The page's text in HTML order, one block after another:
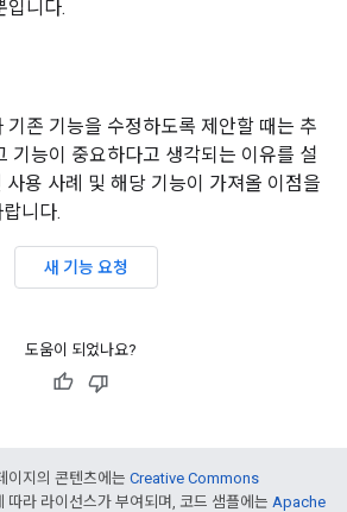
입니다.
기존 기능을 수정하도록 제안할 때는 추
기능이 중요하다고 생각되는 이유를 설
사용 사례 및 해당 기능이 가져올 이점을
니다.
새 기능 요청
도움이 되었나요?
이지의 콘텐츠에는 Creative Commons
따라 라이선스가 부여되며, 코드 샘플에는 Apache